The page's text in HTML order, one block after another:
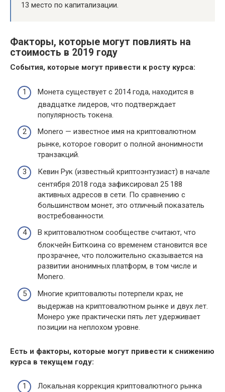
13 место по капитализации.
Факторы, которые могут повлиять на
стоимость в 2019 году
События, которые могут привести к росту курса:
Монета существует с 2014 года, находится в
двадцатке лидеров, что подтверждает
популярность токена.
Monero — известное имя на криптовалютном
рынке, которое говорит о полной анонимности
транзакций.
Кевин Рук (известный криптоэнтузиаст) в начале
сентября 2018 года зафиксировал 25 188
активных адресов в сети. По сравнению с
большинством монет, это отличный показатель
востребованности.
В криптовалютном сообществе считают, что
блокчейн Биткоина со временем становится все
прозрачнее, что положительно сказывается на
развитии анонимных платформ, в том числе и
Monero.
Многие криптовалюты потерпели крах, не
выдержав на криптовалютном рынке и двух лет.
Монеро уже практически пять лет удерживает
позиции на неплохом уровне.
Есть и факторы, которые могут привести к снижению
курса в текущем году:
Локальная коррекция криптовалютного рынка